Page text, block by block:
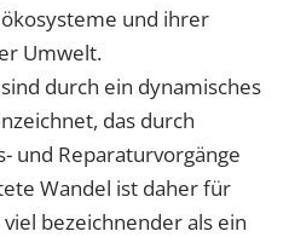
und ihrer
Umwelt.
durch ein dynamisches
das durch
und Reparaturvorgänge
Wandel ist daher für
bezeichnender als ein